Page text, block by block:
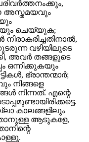
അസ്തമയവും
ചെയ്യുക;
വഴിയിലൂടെ
അവർ തങ്ങളുടെ
ഒന്നിക്കുകയും
ഭ്രാന്തന്മാർ;
നിങ്ങളെ
നിന്നത്. എന്റെ
കാലങ്ങളിലും
ആടുകളേ,